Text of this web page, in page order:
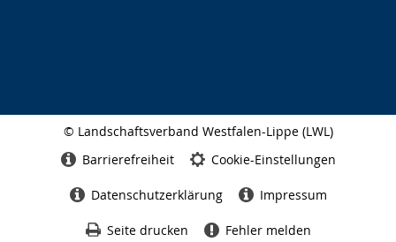
© Landschaftsverband Westfalen-Lippe (LWL)
Barrierefreiheit Cookie-Einstellungen
Datenschutzerklärung Impressum
Seite drucken Fehler melden